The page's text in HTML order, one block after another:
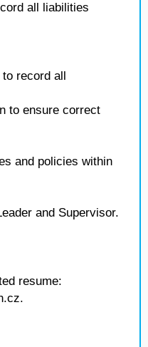
all liabilities
record all
to ensure correct
and policies within
and Supervisor.
resume: